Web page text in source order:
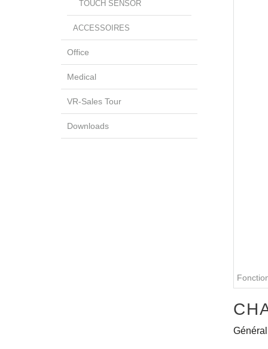
TOUCH SENSOR
ACCESSOIRES
Office
Medical
VR-Sales Tour
Downloads